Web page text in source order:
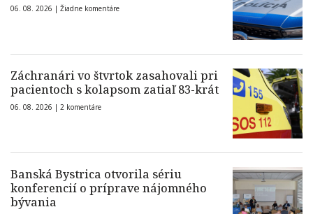
06. 08. 2026 | Žiadne komentáre
Záchranári vo štvrtok zasahovali pri
pacientoch s kolapsom zatiaľ 83-krát
06. 08. 2026 | 2 komentáre
Banská Bystrica otvorila sériu
konferencií o príprave nájomného
bývania